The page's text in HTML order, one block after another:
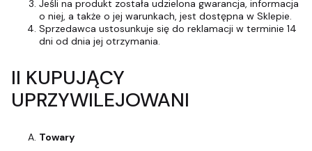
Jeśli na produkt została udzielona gwarancja, informacja
o niej, a także o jej warunkach, jest dostępna w Sklepie.
Sprzedawca ustosunkuje się do reklamacji w terminie 14
dni od dnia jej otrzymania.
II KUPUJĄCY
UPRZYWILEJOWANI
Towary